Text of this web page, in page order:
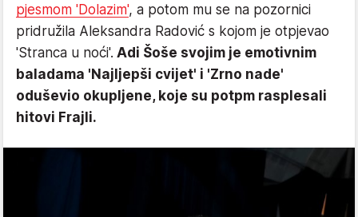
pjesmom 'Dolazim', a potom mu se na pozornici
pridružila Aleksandra Radović s kojom je otpjevao
'Stranca u noći'. Adi Šoše svojim je emotivnim
baladama 'Najljepši cvijet' i 'Zrno nade'
oduševio okupljene, koje su potpm rasplesali
hitovi Frajli.